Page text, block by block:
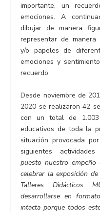
importante, un
emociones. A
dibujar de manera
representar de
y/o papeles de
emociones y
recuerdo.
Desde noviembre de
2020 se realizaron 42
con un total de
educativos de toda la
situación provocada
siguientes
puesto nuestro
celebrar la exposición
Talleres Didácticos
desarrollarse en
intacta porque todos